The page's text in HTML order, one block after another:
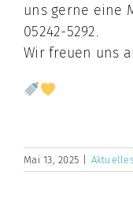
uns gerne eine
05242-5292.
Wir freuen uns
Mai 13, 2025